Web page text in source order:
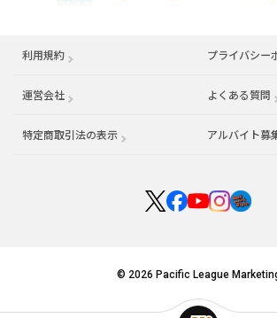
利用規約 プライバシー
運営会社 （別ウィンドウで開く） よくある質問
特定商取引法の表示 アルバイト募
© 2026 Pacific League